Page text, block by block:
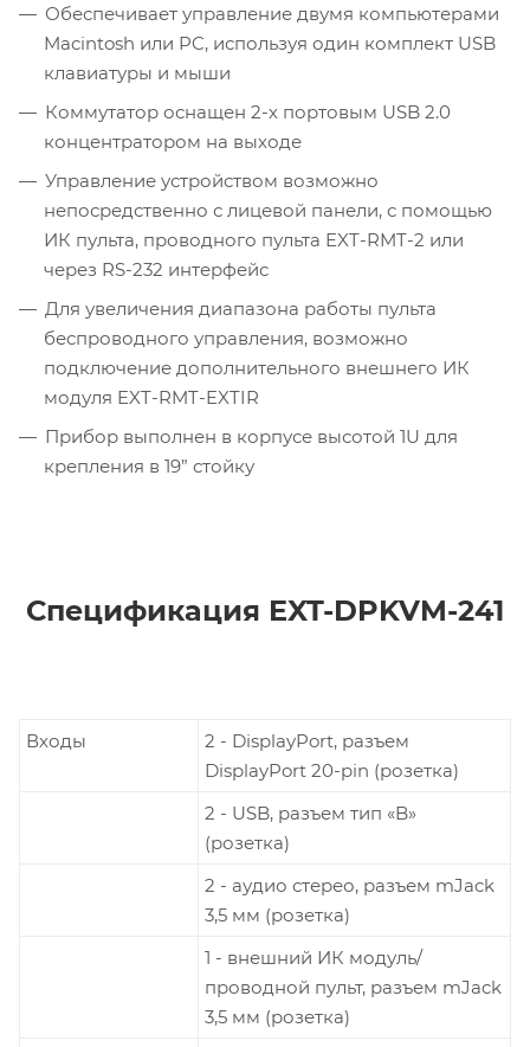
Обеспечивает управление двумя компьютерами
Macintosh или PC, используя один комплект USB
клавиатуры и мыши
Коммутатор оснащен 2-х портовым USB 2.0
концентратором на выходе
Управление устройством возможно
непосредственно с лицевой панели, с помощью
ИК пульта, проводного пульта EXT-RMT-2 или
через RS-232 интерфейс
Для увеличения диапазона работы пульта
беспроводного управления, возможно
подключение дополнительного внешнего ИК
модуля EXT-RMT-EXTIR
Прибор выполнен в корпусе высотой 1U для
крепления в 19” стойку
Спецификация EXT-DPKVM-241
Входы
2 - DisplayPort, разъем
DisplayPort 20-pin (розетка)
2 - USB, разъем тип «B»
(розетка)
2 - аудио стерео, разъем mJack
3,5 мм (розетка)
1 - внешний ИК модуль/
проводной пульт, разъем mJack
3,5 мм (розетка)